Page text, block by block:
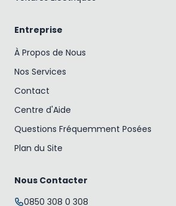
Entreprise
À Propos de Nous
Nos Services
Contact
Centre d'Aide
Questions Fréquemment Posées
Plan du Site
Nous Contacter
0850 308 0 308